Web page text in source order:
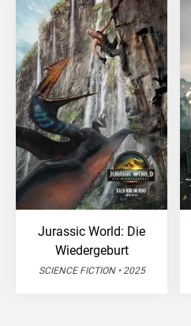
Jurassic World: Die
Wiedergeburt
SCIENCE FICTION • 2025